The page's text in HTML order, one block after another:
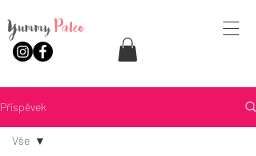
YummyPaleo
Příspěvek
Vše